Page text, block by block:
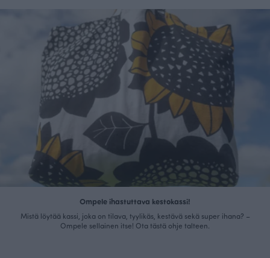
Ompele ihastuttava kestokassi!
Mistä löytää kassi, joka on tilava, tyylikäs, kestävä sekä super ihana? –
Ompele sellainen itse! Ota tästä ohje talteen.